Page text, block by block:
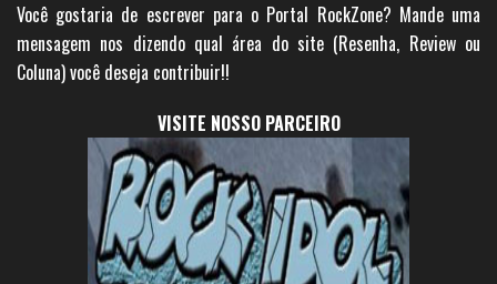
Você gostaria de escrever para o Portal RockZone? Mande uma
mensagem nos dizendo qual área do site (Resenha, Review ou
Coluna) você deseja contribuir!!
VISITE NOSSO PARCEIRO